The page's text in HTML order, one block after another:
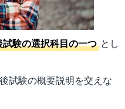
試験の選択科目の一つ とし
試験の概要説明を交えな